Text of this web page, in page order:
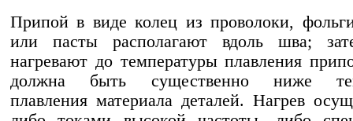
Припой в виде колец из проволоки,
или пасты располагают вдоль шва;
нагревают до температуры плавления
должна быть существенно ниже
плавления материала деталей. Нагрев